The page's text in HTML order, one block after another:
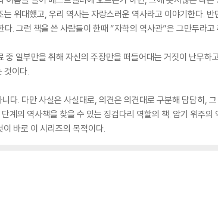
위대했고, 우리 역사는 자랑스러운 역사라고 이야기한다.
. 그런 책을 쓴 사람들이 한때 “자학의 역사관”은 그만두라
일부만을 취해 자신의 주장만을 떠들어대는 거짓이 난무하
것이다.
다. 다만 사실은 사실대로, 의견은 의견대로 구분해 담담히,
계의 역사책을 찾을 수 있는 징검다리 역할의 책. 암기 위주
바로 이 시리즈의 목적이다.